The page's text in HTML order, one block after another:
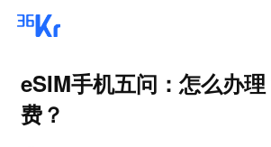
eSIM手机五问：怎么办
费？